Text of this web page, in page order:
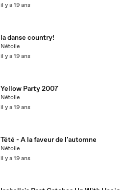
il y a 19 ans
la danse country!
Nétoile
il y a 19 ans
Yellow Party 2007
Nétoile
il y a 19 ans
Tété - A la faveur de l'automne
Nétoile
il y a 19 ans